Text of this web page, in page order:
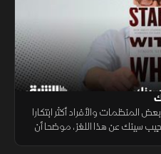
المنظمات والأفراد أكثر ابتكارا
سينك عن هذا اللغز، موضحا أن